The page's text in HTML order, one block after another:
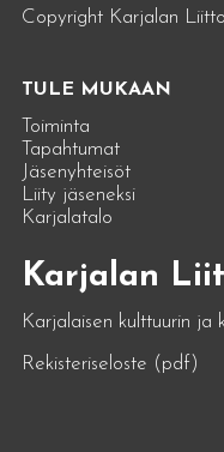
Copyright Karjalan
TULE MUKAAN
Toiminta
Tapahtumat
Jäsenyhteisöt
Liity jäseneksi
Karjalatalo
Karjalan
Karjalaisen kulttuurin ja
Rekisteriseloste (pdf)